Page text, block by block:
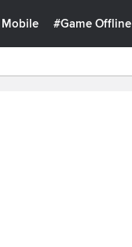
Mobile #Game Offline